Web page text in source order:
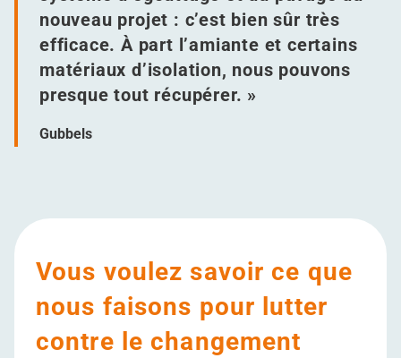
nouveau projet : c’est bien sûr très
efficace. À part l’amiante et certains
matériaux d’isolation, nous pouvons
presque tout récupérer. »
Gubbels
Vous voulez savoir ce que
nous faisons pour lutter
contre le changement